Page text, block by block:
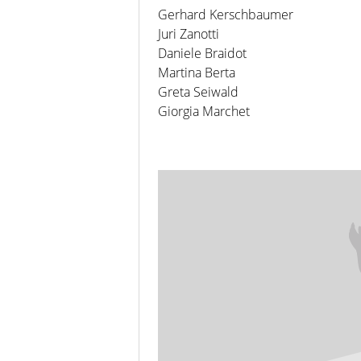
Gerhard Kerschbaumer
Juri Zanotti
Daniele Braidot
Martina Berta
Greta Seiwald
Giorgia Marchet